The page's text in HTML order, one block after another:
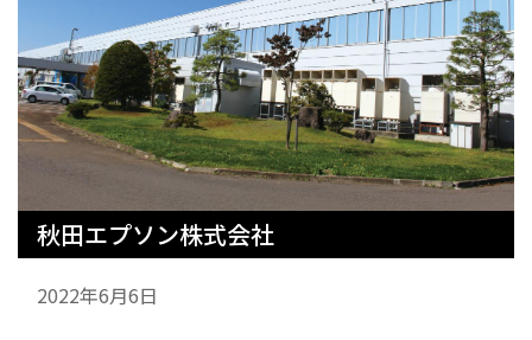
秋田エプソン株式会社
2022年6月6日